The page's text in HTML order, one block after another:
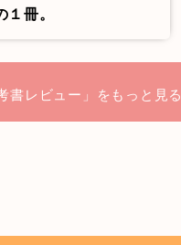
冊。
書レビュー」をもっと見る